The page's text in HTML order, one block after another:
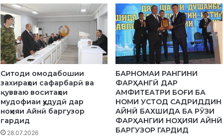
й
н
ӣ
Б
Ҳ
И
Д
О
Н
К
И
Т
О
Б
Ситоди омодабошии
захираҳои сафарбарӣ ва
қувваю воситаҳои
мудофиаи ҳудудӣ дар
ноҳияи Айнӣ баргузор
гардид
28.07.2026
БАРНОМАИ РАНГИНИ
ФАРҲАНГӢ ДАР
АМФИТЕАТРИ БОҒИ БА
НОМИ УСТОД САДРИДДИН
АЙНӢ БАХШИДА БА РӮЗИ
ФАРҲАНГИИ НОҲИЯИ АЙНӢ
БАРГУЗОР ГАРДИД